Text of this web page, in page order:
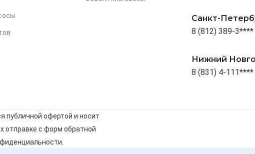
Санкт-
8 (812) 389-3****
Нижний
8 (831) 4-111****
публичной офертой и носит
отправке с форм обратной